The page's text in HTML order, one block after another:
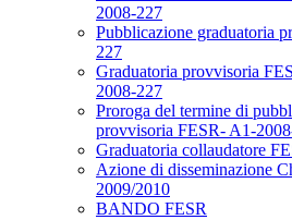
2008-227
Pubblicazione graduatoria
227
Graduatoria provvisoria
2008-227
Proroga del termine di
provvisoria FESR- A1-
Graduatoria collaudatore
Azione di disseminazione
2009/2010
BANDO FESR